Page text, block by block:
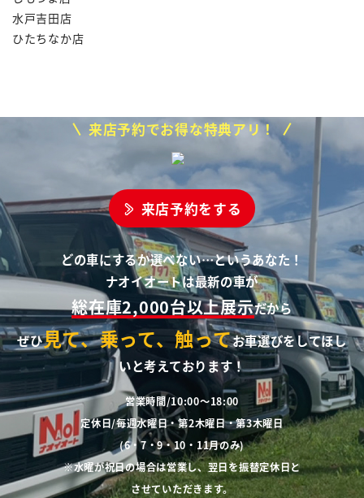
水戸吉田店
ひたちなか店
来店予約でお得な特典アリ！
来店予約をする
どの車にするか選べない…というあなた！
ナオイオートは最新の車が
総在庫2,000台以上展示だから
ぜひ見て、乗って、触ってお車選びをしてほし
いと考えております！
営業時間/10:00～18:00
定休日/毎週水曜日・第2木曜日・第3木曜日
(6・7・9・10・11月のみ)
※水曜が祝日の場合は営業し、翌日を振替定休日と
させていただきます。